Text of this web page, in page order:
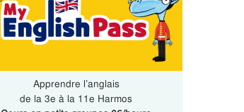
Apprendre l’anglais
de la 3e à la 11e Harmos